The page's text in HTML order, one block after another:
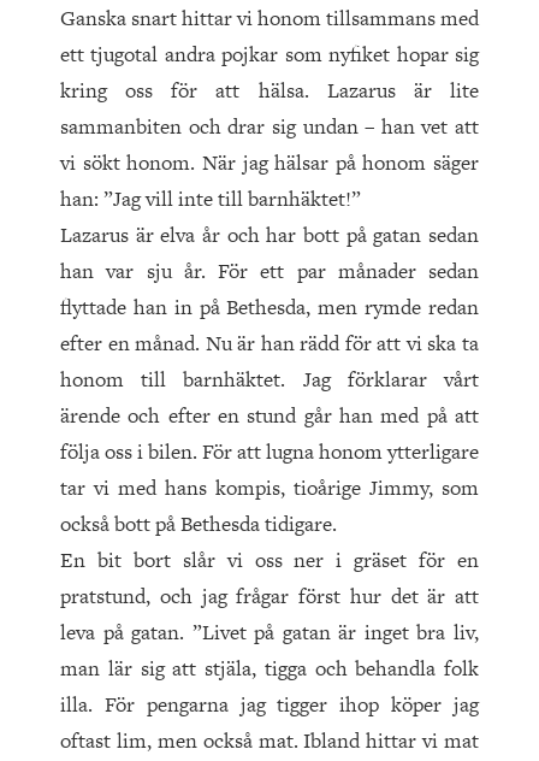
Ganska snart hittar vi honom tillsammans med
ett tjugotal andra pojkar som nyfiket hopar sig
kring oss för att hälsa. Lazarus är lite
sammanbiten och drar sig undan – han vet att
vi sökt honom. När jag hälsar på honom säger
han: ”Jag vill inte till barnhäktet!”
Lazarus är elva år och har bott på gatan sedan
han var sju år. För ett par månader sedan
flyttade han in på Bethesda, men rymde redan
efter en månad. Nu är han rädd för att vi ska ta
honom till barnhäktet. Jag förklarar vårt
ärende och efter en stund går han med på att
följa oss i bilen. För att lugna honom ytterligare
tar vi med hans kompis, tioårige Jimmy, som
också bott på Bethesda tidigare.
En bit bort slår vi oss ner i gräset för en
pratstund, och jag frågar först hur det är att
leva på gatan. ”Livet på gatan är inget bra liv,
man lär sig att stjäla, tigga och behandla folk
illa. För pengarna jag tigger ihop köper jag
oftast lim, men också mat. Ibland hittar vi mat